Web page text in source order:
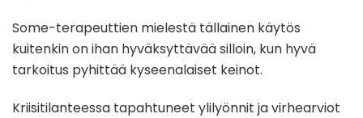
Some-terapeuttien mielestä tällainen käytös
kuitenkin on ihan hyväksyttävää silloin, kun hyvä
tarkoitus pyhittää kyseenalaiset keinot.
Kriisitilanteessa tapahtuneet ylilyönnit ja virhearviot